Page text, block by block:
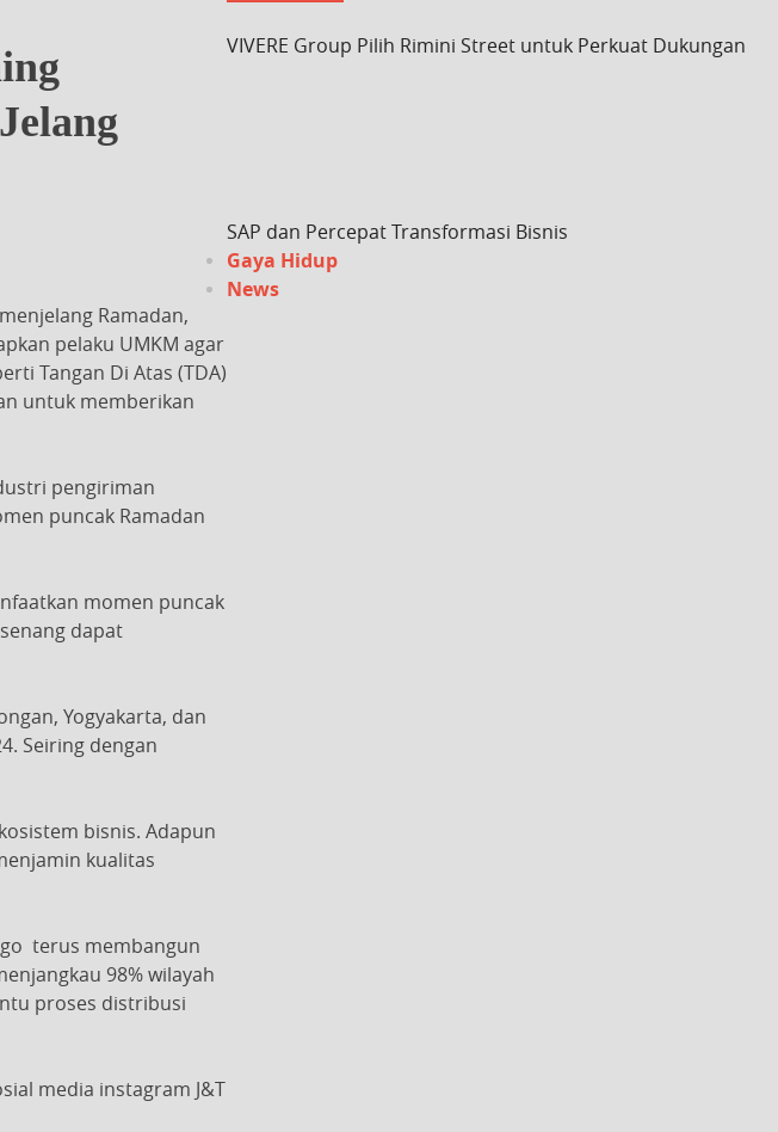
Ramadan,
pelaku UMKM agar
Tangan Di Atas (TDA)
untuk memberikan
pengiriman
puncak Ramadan
momen puncak
dapat
Yogyakarta, dan
Seiring dengan
bisnis. Adapun
kualitas
terus membangun
98% wilayah
proses distribusi
media instagram J&T
VIVERE Group Pilih Rimini Street untuk Perkuat Dukungan
SAP dan Percepat Transformasi Bisnis
Gaya Hidup
News